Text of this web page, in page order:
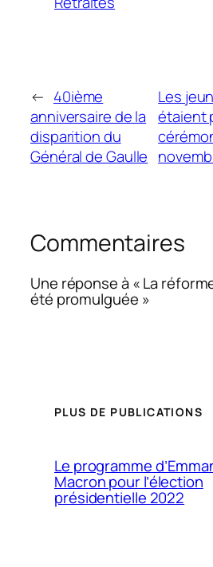
← 40ième
anniversaire de la
disparition du
Général de Gaulle
Les
étaient
Commentaires
Une réponse à « La
été promulguée »
PLUS DE PUBLICATIONS
Le programme
Macron pour l’élection
présidentielle 2022